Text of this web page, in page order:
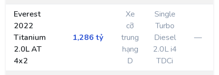
Everest
2022
Titanium
2.0L AT
4x2
1,286 tỷ
Xe
cỡ
trung
hạng
D
Single
Turbo
Diesel
2.0L i4
TDCi
—